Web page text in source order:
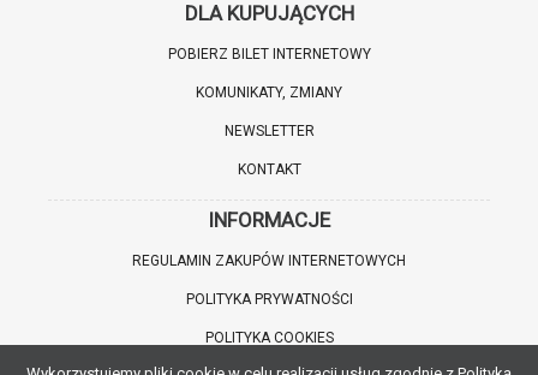
DLA KUPUJĄCYCH
POBIERZ BILET INTERNETOWY
KOMUNIKATY, ZMIANY
NEWSLETTER
KONTAKT
INFORMACJE
REGULAMIN ZAKUPÓW INTERNETOWYCH
POLITYKA PRYWATNOŚCI
POLITYKA COOKIES